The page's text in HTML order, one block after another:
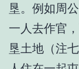
垦。例如周
一人去作官
垦土地（注